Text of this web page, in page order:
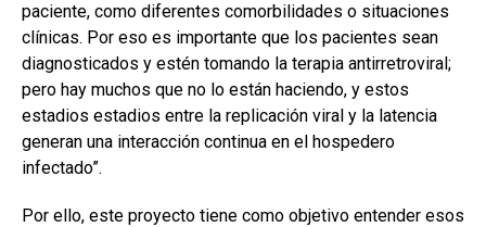
paciente, como diferentes comorbilidades o situaciones
clínicas. Por eso es importante que los pacientes sean
diagnosticados y estén tomando la terapia antirretroviral;
pero hay muchos que no lo están haciendo, y estos
estadios estadios entre la replicación viral y la latencia
generan una interacción continua en el hospedero
infectado”.
Por ello, este proyecto tiene como objetivo entender esos